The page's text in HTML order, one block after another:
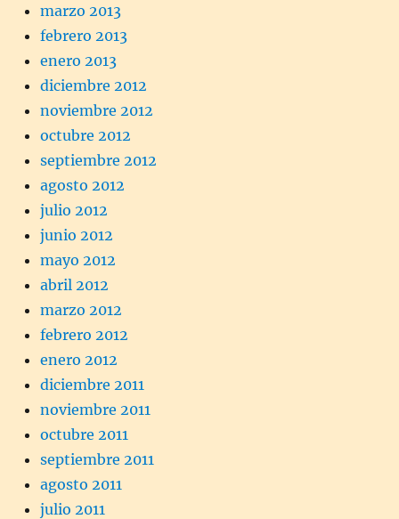
marzo 2013
febrero 2013
enero 2013
diciembre 2012
noviembre 2012
octubre 2012
septiembre 2012
agosto 2012
julio 2012
junio 2012
mayo 2012
abril 2012
marzo 2012
febrero 2012
enero 2012
diciembre 2011
noviembre 2011
octubre 2011
septiembre 2011
agosto 2011
julio 2011